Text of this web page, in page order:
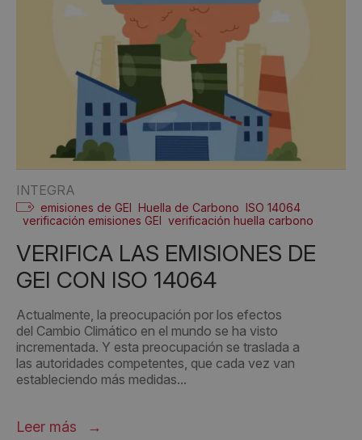
INTEGRA
emisiones de GEI Huella de Carbono ISO 14064
verificación emisiones GEI verificación huella carbono
VERIFICA LAS EMISIONES DE
GEI CON ISO 14064
Actualmente, la preocupación por los efectos
del Cambio Climático en el mundo se ha visto
incrementada. Y esta preocupación se traslada a
las autoridades competentes, que cada vez van
estableciendo más medidas...
Leer más